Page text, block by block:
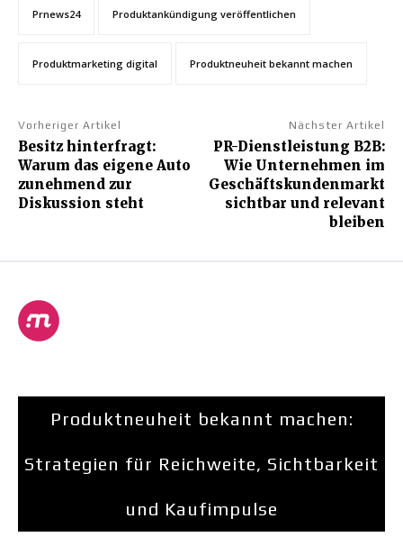
Prnews24 Produktankündigung veröffentlichen
Produktmarketing digital Produktneuheit bekannt machen
Vorheriger Artikel
Besitz hinterfragt:
Warum das eigene Auto
zunehmend zur
Diskussion steht
Nächster Artikel
PR-Dienstleistung B2B:
Wie Unternehmen im
Geschäftskundenmarkt
sichtbar und relevant
bleiben
Produktneuheit bekannt machen:
Strategien für Reichweite, Sichtbarkeit
und Kaufimpulse